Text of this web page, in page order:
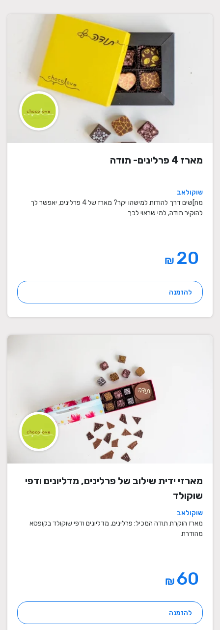
מארז 4 פרלינים- תודה
שוקולאב
מח]שים דרך להודות למישהו יקר? מארז של 4 פרלינים, יאפשר לך
להוקיר תודה, למי שראוי לכך
₪
להזמנה
מארזי ידית שילוב של פרלינים, מדליונים ודפי
שוקולד
שוקולאב
מארז הוקרת תודה המכיל: פרלינים, מדליונים ודפי שוקולד בקופסא
מהודרת
₪
להזמנה